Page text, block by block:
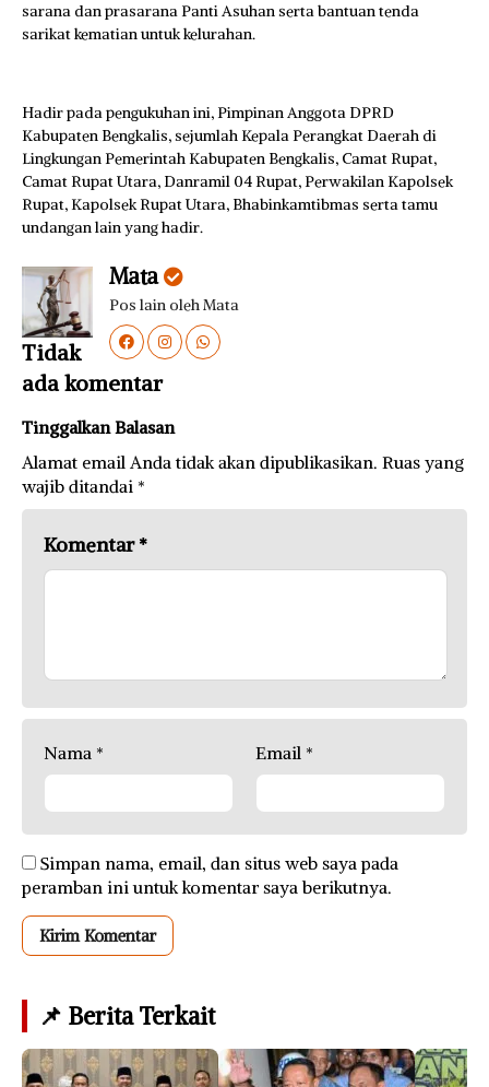
sarana dan prasarana Panti Asuhan serta bantuan tenda
sarikat kematian untuk kelurahan.
Hadir pada pengukuhan ini, Pimpinan Anggota DPRD
Kabupaten Bengkalis, sejumlah Kepala Perangkat Daerah di
Lingkungan Pemerintah Kabupaten Bengkalis, Camat Rupat,
Camat Rupat Utara, Danramil 04 Rupat, Perwakilan Kapolsek
Rupat, Kapolsek Rupat Utara, Bhabinkamtibmas serta tamu
undangan lain yang hadir.
Mata
Pos lain oleh Mata
Tidak
ada komentar
Tinggalkan Balasan
Alamat email Anda tidak akan dipublikasikan. Ruas yang
wajib ditandai *
Komentar*
Nama * Email *
Simpan nama, email, dan situs web saya pada
peramban ini untuk komentar saya berikutnya.
📌 Berita Terkait